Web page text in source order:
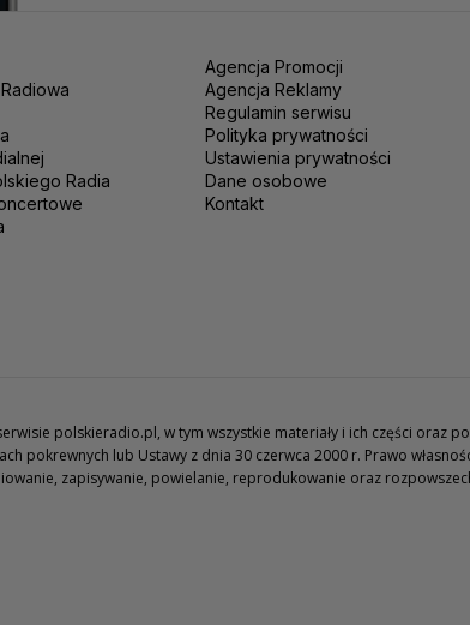
Radia
Agencja Promocji
Agencja Reklamy
Regulamin serwisu
Polityka prywatności
Ustawienia prywatności
Dane osobowe
Kontakt
polskieradio.pl, w tym wszystkie materiały i ich części
pokrewnych lub Ustawy z dnia 30 czerwca 2000 r. Prawo
zapisywanie, powielanie, reprodukowanie oraz